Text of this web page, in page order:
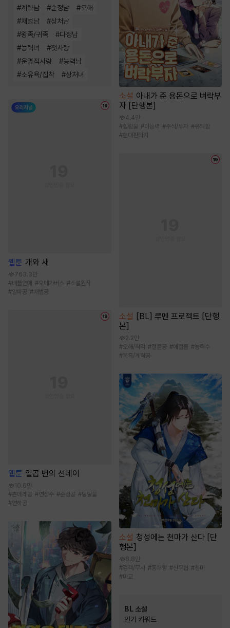
#계략남 #순정남 #오해
#재벌남 #상처남
#왕족/귀족 #다정남
#능력녀 #첫사랑
#운명적사랑 #능력남
#소유욕/집착 #상처녀
웹툰 개와 새
763.3만
#배틀연애 #오메가버스 #소설원작
#알파공 # 재벌공
웹툰 일곱 번의 선데이
10.6만
#츤데레공 #연상수 #순정공 #달달물
#연하공
소설 아내가 준 용돈으로 벼락부
자 [단행본]
4.4만
#힐링물 #이능력 #주식/투자 #유쾌함
#현대판타지
소설
[BL] 루멘 프로젝트 [단행
본]
2.2만
#오해/착각 #절륜공 #애절물 #능력수
#복흑/계략공
소설 청성에는 천마가 산다 [단
행본]
8.8만
#검객/무사 #통쾌함 #신무협 #천마
#마교
BL 소설
인기 키워드